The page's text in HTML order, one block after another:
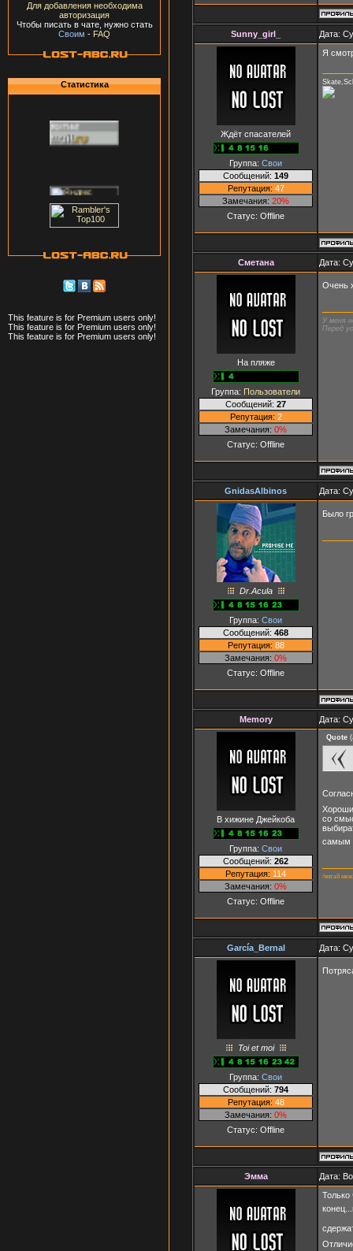
Для добавления необходима
авторизация
Чтобы писать в чате, нужно стать
Своим - FAQ
Статистика
This feature is for Premium users only!
This feature is for Premium users only!
This feature is for Premium users only!
Sunny_girl_ Дата:
Ждёт спасателей
Группа: Свои
Сообщений: 149
Репутация: 47
Замечания: 20%
Статус: Offline
Я
Сметана Дата:
На пляже
Группа: Пользователи
Сообщений: 27
Репутация: 2
Замечания: 0%
Статус: Offline
Очень
У меня
Перед
GnidasAlbinos Дата:
Dr.Acula
Группа: Свои
Сообщений: 468
Репутация: 88
Замечания: 0%
Статус: Offline
Было
Memory Дата:
В хижине Джейкоба
Группа: Свои
Сообщений: 262
Репутация: 114
Замечания: 0%
Статус: Offline
Quote (
со
самым
/читай
García_Bernal Дата:
Toi et moi
Группа: Свои
Сообщений: 794
Репутация: 48
Замечания: 0%
Статус: Offline
Эмма
Дата: